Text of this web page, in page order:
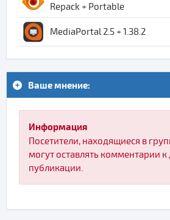
Repack + Portable
MediaPortal 2.5 + 1.38.2
Ваше мнение:
Информация
Посетители, находящиеся в
могут оставлять комментарии
публикации.